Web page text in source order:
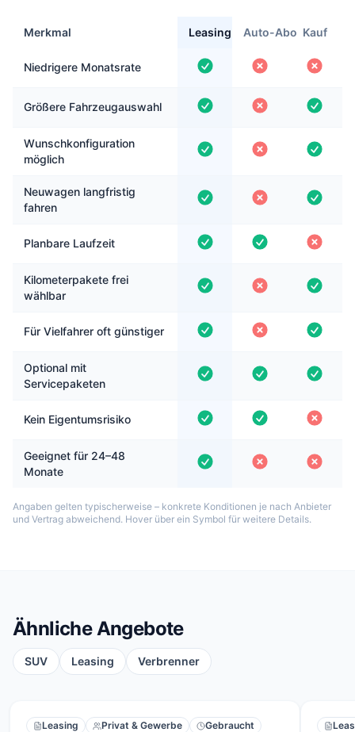
Merkmal Leasing Auto-Abo Kauf
Niedrigere Monatsrate
Größere Fahrzeugauswahl
Wunschkonfiguration
möglich
Neuwagen langfristig
fahren
Planbare Laufzeit
Kilometerpakete frei
wählbar
Für Vielfahrer oft günstiger
Optional mit
Servicepaketen
Kein Eigentumsrisiko
Geeignet für 24–48
Monate
Angaben gelten typischerweise – konkrete Konditionen je nach Anbieter
und Vertrag abweichend. Hover über ein Symbol für weitere Details.
Ähnliche Angebote
SUV Leasing Verbrenner
Leasing Privat & Gewerbe Gebraucht